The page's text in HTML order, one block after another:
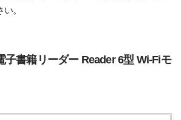
。
子書籍リーダー Reader 6型 Wi-Fiモ